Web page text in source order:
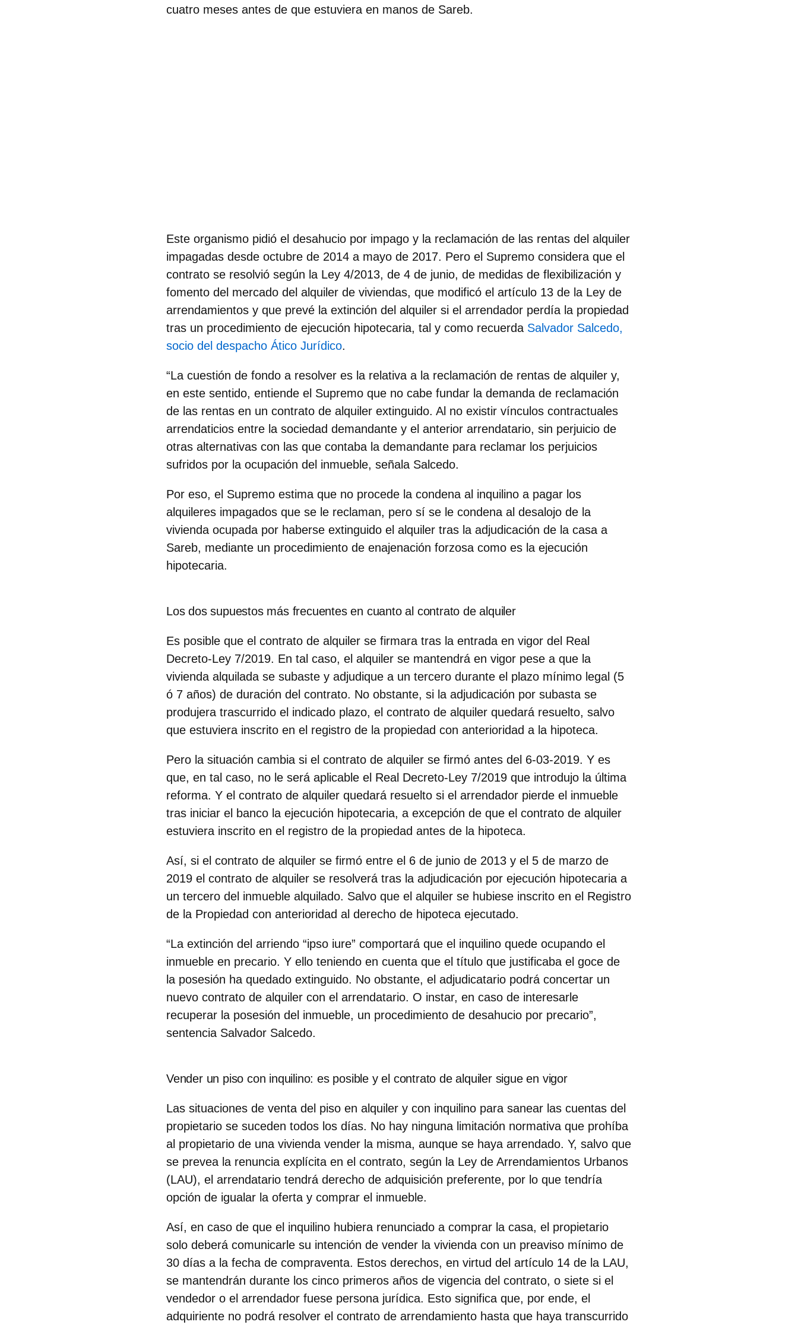
cuatro meses antes de que estuviera en manos de Sareb.
Este organismo pidió el desahucio por impago y la reclamación de las rentas del alquiler
impagadas desde octubre de 2014 a mayo de 2017. Pero el Supremo considera que el
contrato se resolvió según la Ley 4/2013, de 4 de junio, de medidas de flexibilización y
fomento del mercado del alquiler de viviendas, que modificó el artículo 13 de la Ley de
arrendamientos y que prevé la extinción del alquiler si el arrendador perdía la propiedad
tras un procedimiento de ejecución hipotecaria, tal y como recuerda Salvador Salcedo,
socio del despacho Ático Jurídico.
“La cuestión de fondo a resolver es la relativa a la reclamación de rentas de alquiler y,
en este sentido, entiende el Supremo que no cabe fundar la demanda de reclamación
de las rentas en un contrato de alquiler extinguido. Al no existir vínculos contractuales
arrendaticios entre la sociedad demandante y el anterior arrendatario, sin perjuicio de
otras alternativas con las que contaba la demandante para reclamar los perjuicios
sufridos por la ocupación del inmueble, señala Salcedo.
Por eso, el Supremo estima que no procede la condena al inquilino a pagar los
alquileres impagados que se le reclaman, pero sí se le condena al desalojo de la
vivienda ocupada por haberse extinguido el alquiler tras la adjudicación de la casa a
Sareb, mediante un procedimiento de enajenación forzosa como es la ejecución
hipotecaria.
Los dos supuestos más frecuentes en cuanto al contrato de alquiler
Es posible que el contrato de alquiler se firmara tras la entrada en vigor del Real
Decreto-Ley 7/2019. En tal caso, el alquiler se mantendrá en vigor pese a que la
vivienda alquilada se subaste y adjudique a un tercero durante el plazo mínimo legal (5
ó 7 años) de duración del contrato. No obstante, si la adjudicación por subasta se
produjera trascurrido el indicado plazo, el contrato de alquiler quedará resuelto, salvo
que estuviera inscrito en el registro de la propiedad con anterioridad a la hipoteca.
Pero la situación cambia si el contrato de alquiler se firmó antes del 6-03-2019. Y es
que, en tal caso, no le será aplicable el Real Decreto-Ley 7/2019 que introdujo la última
reforma. Y el contrato de alquiler quedará resuelto si el arrendador pierde el inmueble
tras iniciar el banco la ejecución hipotecaria, a excepción de que el contrato de alquiler
estuviera inscrito en el registro de la propiedad antes de la hipoteca.
Así, si el contrato de alquiler se firmó entre el 6 de junio de 2013 y el 5 de marzo de
2019 el contrato de alquiler se resolverá tras la adjudicación por ejecución hipotecaria a
un tercero del inmueble alquilado. Salvo que el alquiler se hubiese inscrito en el Registro
de la Propiedad con anterioridad al derecho de hipoteca ejecutado.
“La extinción del arriendo “ipso iure” comportará que el inquilino quede ocupando el
inmueble en precario. Y ello teniendo en cuenta que el título que justificaba el goce de
la posesión ha quedado extinguido. No obstante, el adjudicatario podrá concertar un
nuevo contrato de alquiler con el arrendatario. O instar, en caso de interesarle
recuperar la posesión del inmueble, un procedimiento de desahucio por precario”,
sentencia Salvador Salcedo.
Vender un piso con inquilino: es posible y el contrato de alquiler sigue en vigor
Las situaciones de venta del piso en alquiler y con inquilino para sanear las cuentas del
propietario se suceden todos los días. No hay ninguna limitación normativa que prohíba
al propietario de una vivienda vender la misma, aunque se haya arrendado. Y, salvo que
se prevea la renuncia explícita en el contrato, según la Ley de Arrendamientos Urbanos
(LAU), el arrendatario tendrá derecho de adquisición preferente, por lo que tendría
opción de igualar la oferta y comprar el inmueble.
Así, en caso de que el inquilino hubiera renunciado a comprar la casa, el propietario
solo deberá comunicarle su intención de vender la vivienda con un preaviso mínimo de
30 días a la fecha de compraventa. Estos derechos, en virtud del artículo 14 de la LAU,
se mantendrán durante los cinco primeros años de vigencia del contrato, o siete si el
vendedor o el arrendador fuese persona jurídica. Esto significa que, por ende, el
adquiriente no podrá resolver el contrato de arrendamiento hasta que haya transcurrido